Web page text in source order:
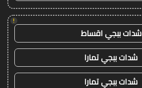
!
شدات ببجي اقساط
شدات ببجي تمارا
شدات ببجي تمارا